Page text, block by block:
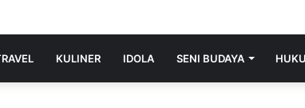
KULINER IDOLA SENI BUDAYA